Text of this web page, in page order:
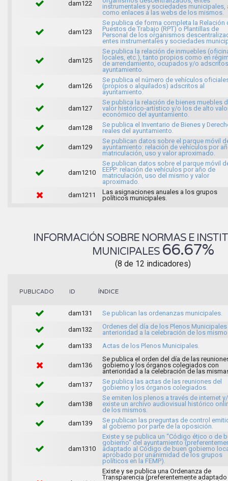
dam122
instrumentales y sociedades municipales,
como enlaces a las webs de los mismos.
dam123
Se publica de forma completa la Relación
Puestos de Trabajo (RPT) o Plantillas de
Personal de los organismos
entes instrumentales y sociedades
dam125
Se publica la relación de inmuebles
locales, etc.), tanto propios como en
de arrendamiento, ocupados y/o
ayuntamiento.
dam126
Se publica el número de vehículos
(propios o alquilados) adscritos al
ayuntamiento.
dam127
Se publica la relación de bienes muebles
valor histórico-artístico y/o los de alto
económico del ayuntamiento.
dam128
Se publica el Inventario de Bienes y
reales del ayuntamiento.
dam129
Se publican datos sobre el parque móvil
ayuntamiento: relación de vehículos por
matriculación, uso y valor aproximado.
dam1210
Se publican datos sobre el parque móvil
EEPP: relación de vehículos por año de
matriculación, uso del mismo y valor
aproximado.
dam1211
Las asignaciones anuales a los grupos
políticos municipales.
INFORMACIÓN SOBRE NORMAS E
MUNICIPALES 66.67%
(8 de 12 indicadores)
PUBLICADO ID ÍNDICE
dam131 Se publican las ordenanzas municipales.
dam132
Ordenes del día de los Plenos
anterioridad a la celebración de los
dam133
Actas de los Plenos Municipales.
dam136
Se publica el orden del día de las
gobierno y los órganos colegiados con
anterioridad a la celebración de las
dam137
Se publica las actas de las reuniones del
gobierno y los órganos colegiados.
dam138
Se emiten los plenos a través de internet
existe un archivo audiovisual histórico
de los mismos.
dam139
Se publican las preguntas de control
al gobierno por parte de la oposición.
dam1310
Existe y se publica un “Código ético o de
gobierno" del ayuntamiento
adaptado al Código de buen gobierno
aprobado por unanimidad de los grupos
políticos en la FEMP).
Existe y se publica una Ordenanza de
Transparencia (preferentemente adaptado